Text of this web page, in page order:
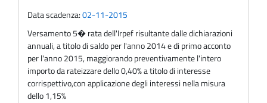
Data scadenza:02-11-2015
Versamento 5� rata dell'Irpef risultante dalle dichiarazioni
annuali, a titolo di saldo per l'anno 2014 e di primo acconto
per l'anno 2015, maggiorando preventivamente l'intero
importo da rateizzare dello 0,40% a titolo di interesse
corrispettivo,con applicazione degli interessi nella misura
dello 1,15%